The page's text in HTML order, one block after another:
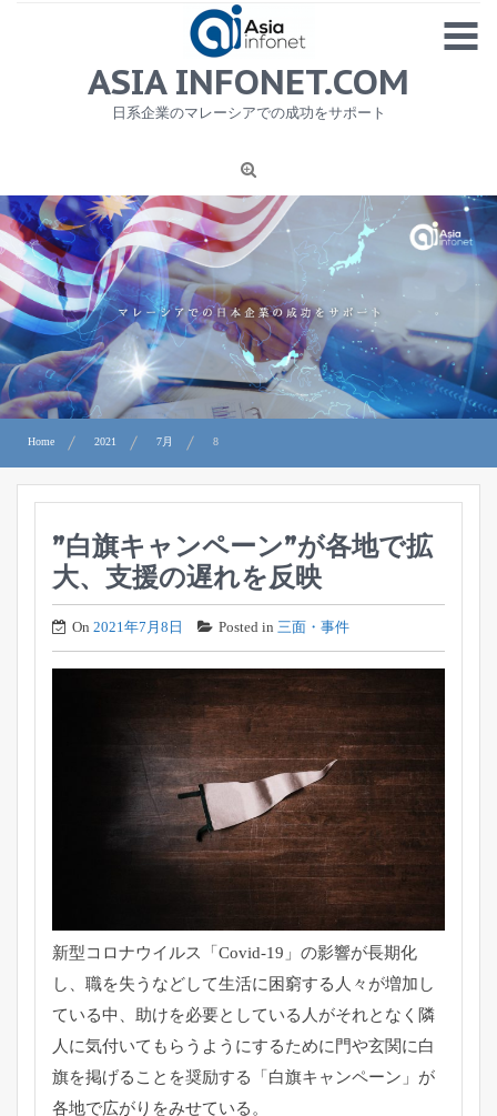
MENU
1
ニュース
労務サービス
プライバシーポリシー及び著作権について
お問合せ
ASIA INFONET.COM
日系企業のマレーシアでの成功をサポート
Home 2021 7月 8
”白旗キャンペーン”が各地で拡
大、支援の遅れを反映
On 2021年7月8日 Posted in 三面・事件
新型コロナウイルス「Covid-19」の影響が長期化
し、 職を失うなどして生活に困窮する人々が増加し
ている中、
助けを必要としている人がそれとなく隣
人に気付いてもらうようにするために門や玄関に白
旗を掲げることを奨励する「 白旗キャンペーン」が
各地で広がりをみせている。